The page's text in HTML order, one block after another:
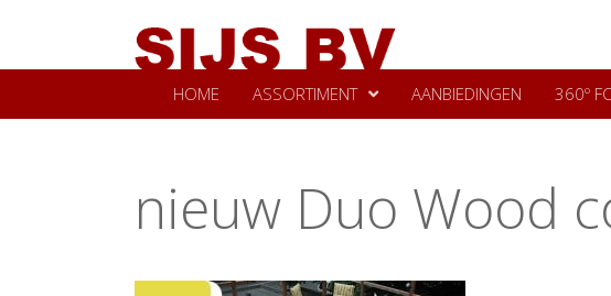
HOME ASSORTIMENT AANBIEDINGEN 360º
nieuw Duo Wood